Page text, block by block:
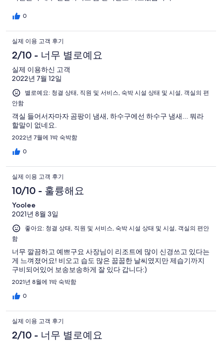
0
실제 이용 고객 후기
2/10 - 너무 별로예요
실제 이용하신 고객
2022년 7월 12일
별로예요: 청결 상태, 직원 및 서비스, 숙박 시설 상태 및 시설, 객실의 편
안함
객실 들어서자마자 곰팡이 냄새, 하수구에선 하수구 냄새... 뭐라
할말이 없네요.
2022년 7월에 1박 숙박함
0
실제 이용 고객 후기
10/10 - 훌륭해요
Yoolee
2021년 8월 3일
좋아요: 청결 상태, 직원 및 서비스, 숙박 시설 상태 및 시설, 객실의 편안
함
너무 깔끔하고 예쁘구요 사장님이 리조트에 많이 신경쓰고 있다는
게 느껴졌어요! 비오고 습도 많은 꿉꿉한 날씨였지만 제습기까지
구비되어있어 보송보송하게 잘 있다 갑니다:)
2021년 8월에 1박 숙박함
0
실제 이용 고객 후기
2/10 - 너무 별로예요